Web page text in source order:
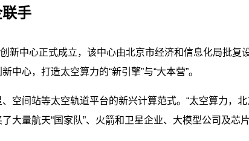
手
新中心正式成立，该中心由北京市经济和信息化局批
心，打造太空算力的“新引擎”与“大本营”。
空间站等太空轨道平台的新兴计算范式。“太空算力，
了大量航天“国家队”、火箭和卫星企业、大模型公司及